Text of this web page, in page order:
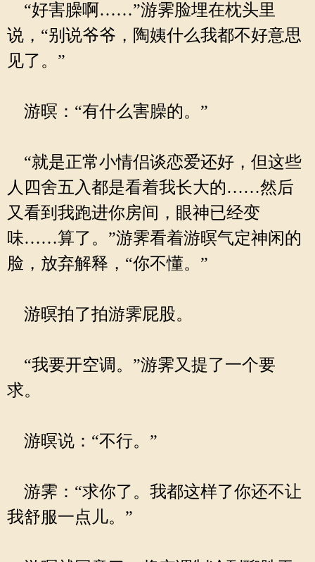
“好害臊啊……”游霁脸埋在枕头里
说，“别说爷爷，陶姨什么我都不好意思
见了。”
游暝：“有什么害臊的。”
“就是正常小情侣谈恋爱还好，但这些
人四舍五入都是看着我长大的……然后
又看到我跑进你房间，眼神已经变
味……算了。”游霁看着游暝气定神闲的
脸，放弃解释，“你不懂。”
游暝拍了拍游霁屁股。
“我要开空调。”游霁又提了一个要
求。
游暝说：“不行。”
游霁：“求你了。我都这样了你还不让
我舒服一点儿。”